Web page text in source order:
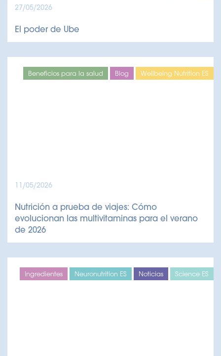
27/05/2026
El poder de Ube
Beneficios para la salud Blog Wellbeing Nutrition ES
11/05/2026
Nutrición a prueba de viajes: Cómo
evolucionan las multivitaminas para el verano
de 2026
Ingredientes Neuronutrition ES Noticias Science ES